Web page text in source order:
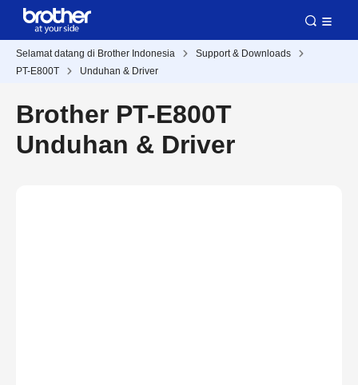
Selamat datang di Brother Indonesia
Support & Downloads
PT-E800T
Unduhan & Driver
Brother PT-E800T
Unduhan & Driver